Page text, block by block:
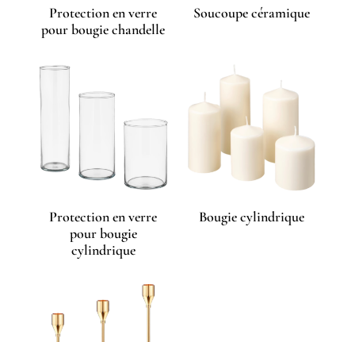
Protection en verre
pour bougie chandelle
Soucoupe céramique
Protection en verre
pour bougie
cylindrique
Bougie cylindrique